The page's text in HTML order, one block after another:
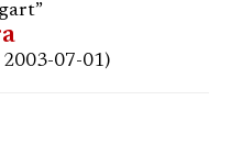
2003-07-01)